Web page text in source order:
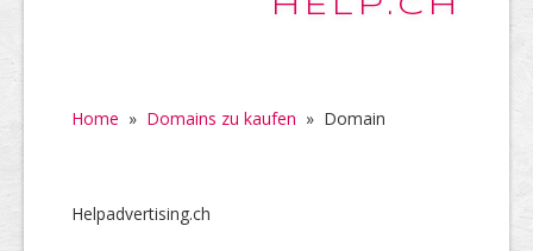
Home » Domains zu kaufen » Domain
Helpadvertising.ch